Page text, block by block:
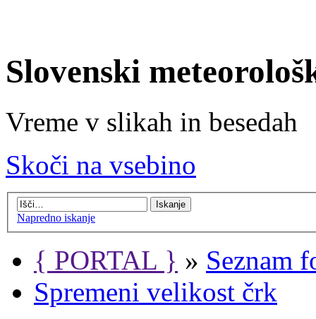
Slovenski
Vreme v slikah in besedah
Skoči na vsebino
Napredno iskanje
{ PORTAL } » Seznam
Spremeni velikost črk